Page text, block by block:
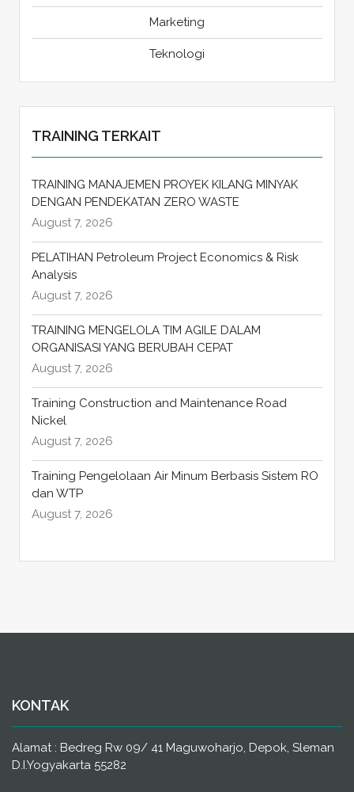
Marketing
Teknologi
TRAINING TERKAIT
TRAINING MANAJEMEN PROYEK KILANG MINYAK
DENGAN PENDEKATAN ZERO WASTE
August 7, 2026
PELATIHAN Petroleum Project Economics & Risk
Analysis
August 7, 2026
TRAINING MENGELOLA TIM AGILE DALAM
ORGANISASI YANG BERUBAH CEPAT
August 7, 2026
Training Construction and Maintenance Road
Nickel
August 7, 2026
Training Pengelolaan Air Minum Berbasis Sistem RO
dan WTP
August 7, 2026
KONTAK
Alamat : Bedreg Rw 09/ 41 Maguwoharjo, Depok, Sleman
D.I.Yogyakarta 55282